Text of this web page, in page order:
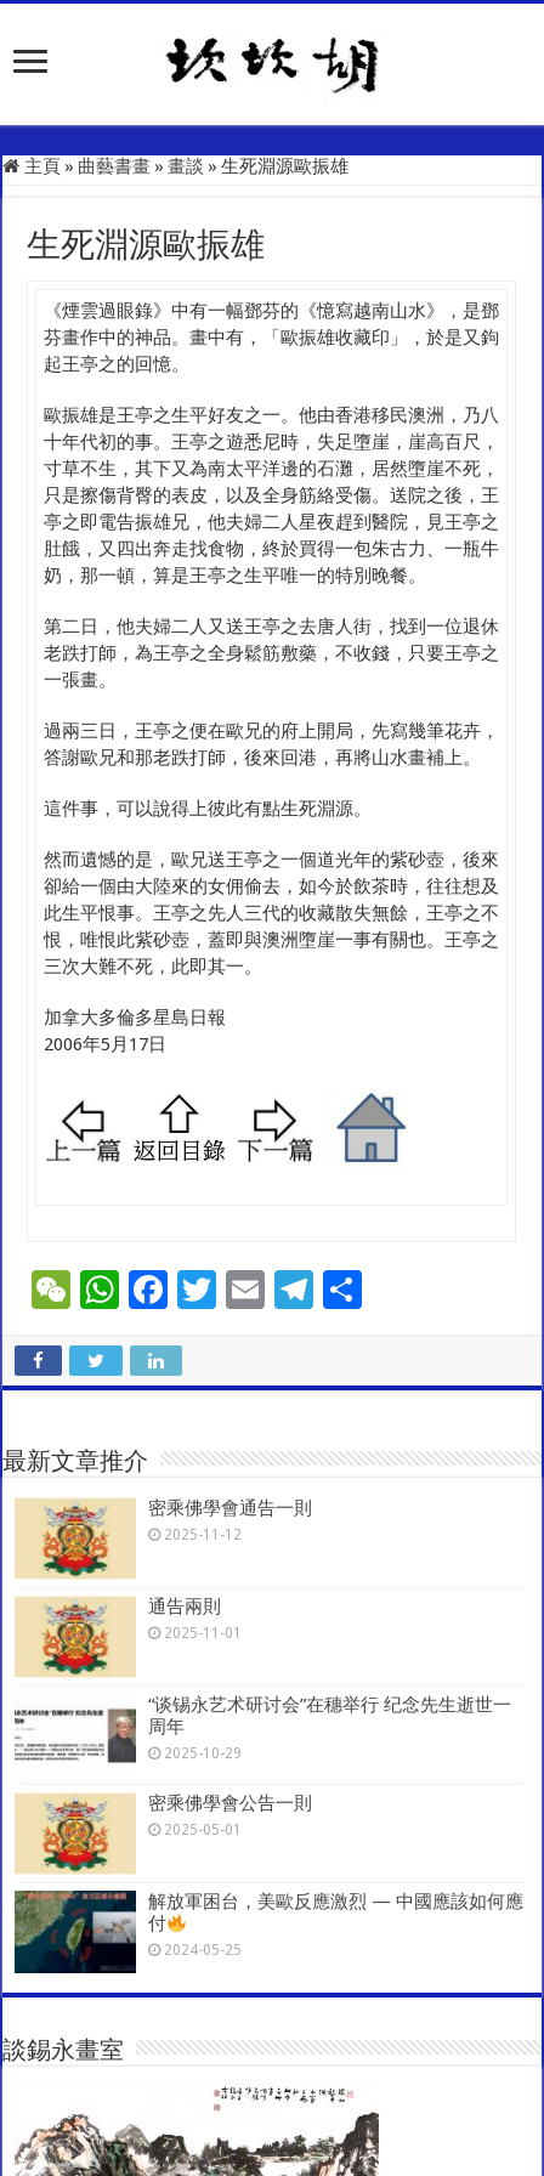
主頁 » 曲藝書畫 » 畫談 » 生死淵源歐振雄
生死淵源歐振雄
《煙雲過眼錄》中有一幅鄧芬的《憶寫越南山水》，是鄧
芬畫作中的神品。畫中有，「歐振雄收藏印」，於是又鉤
起王亭之的回憶。
歐振雄是王亭之生平好友之一。他由香港移民澳洲，乃八
十年代初的事。王亭之遊悉尼時，失足墮崖，崖高百尺，
寸草不生，其下又為南太平洋邊的石灘，居然墮崖不死，
只是擦傷背臀的表皮，以及全身筋絡受傷。送院之後，王
亭之即電告振雄兄，他夫婦二人星夜趕到醫院，見王亭之
肚餓，又四出奔走找食物，終於買得一包朱古力、一瓶牛
奶，那一頓，算是王亭之生平唯一的特別晚餐。
第二日，他夫婦二人又送王亭之去唐人街，找到一位退休
老跌打師，為王亭之全身鬆筋敷藥，不收錢，只要王亭之
一張畫。
過兩三日，王亭之便在歐兄的府上開局，先寫幾筆花卉，
答謝歐兄和那老跌打師，後來回港，再將山水畫補上。
這件事，可以說得上彼此有點生死淵源。
然而遺憾的是，歐兄送王亭之一個道光年的紫砂壺，後來
卻給一個由大陸來的女佣偷去，如今於飲茶時，往往想及
此生平恨事。王亭之先人三代的收藏散失無餘，王亭之不
恨，唯恨此紫砂壺，蓋即與澳洲墮崖一事有關也。王亭之
三次大難不死，此即其一。
加拿大多倫多星島日報
2006年5月17日
W
C
h
at
W
at
sA
p
p
F
e
b
o
k
T
er
E
l
T
gr
a
e
最新文章推介
密乘佛學會通告一則
2025-11-12
通告兩則
2025-11-01
“谈锡永艺术研讨会”在穗举行 纪念先生逝世一
周年
2025-10-29
密乘佛學會公告一則
2025-05-01
解放軍困台，美歐反應激烈 — 中國應該如何應
付
2024-05-25
談錫永畫室